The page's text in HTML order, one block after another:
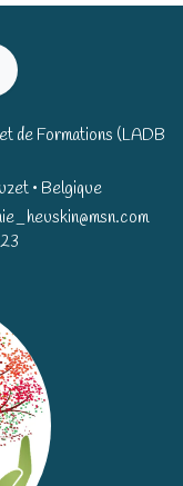
de Formations (LADB
• Belgique​​